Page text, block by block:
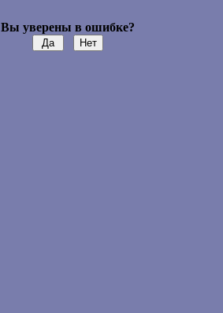
Вы уверены в ошибке?